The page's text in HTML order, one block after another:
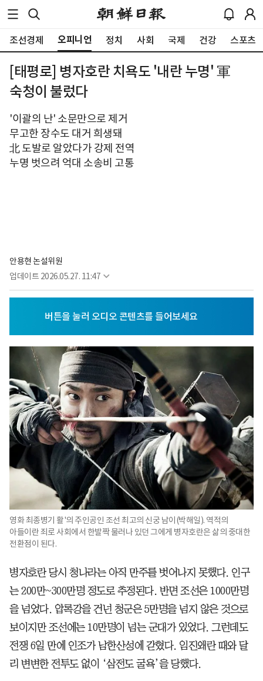
조선경제 오피니언 정치 사회 국제 건강 스포츠
[태평로] 병자호란 치욕도 '내란 누명' 軍
숙청이 불렀다
'이괄의 난' 소문만으로 제거
무고한 장수도 대거 희생돼
北 도발로 알았다가 강제 전역
누명 벗으려 억대 소송비 고통
안용현 논설위원
업데이트 2026.05.27. 11:47
영화 최종병기 활'의 주인공인 조선 최고의 신궁 남이(박해일). 역적의
아들이란 죄로 사회에서 한발짝 물러나 있던 그에게 병자호란은 삶의 중대한
전환점이 된다.
병자호란 당시 청나라는 아직 만주를 벗어나지 못했다. 인구
는 200만~300만명 정도로 추정된다. 반면 조선은 1000만명
을 넘었다. 압록강을 건넌 청군은 5만명을 넘지 않은 것으로
보이지만 조선에는 10만명이 넘는 군대가 있었다. 그런데도
전쟁 6일 만에 인조가 남한산성에 갇혔다. 임진왜란 때와 달
리 변변한 전투도 없이 ‘삼전도 굴욕’을 당했다.